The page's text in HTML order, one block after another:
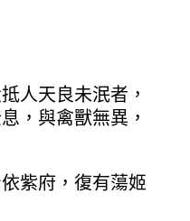
人天良未泯者，
，與禽獸無異，
紫府，復有蕩姬